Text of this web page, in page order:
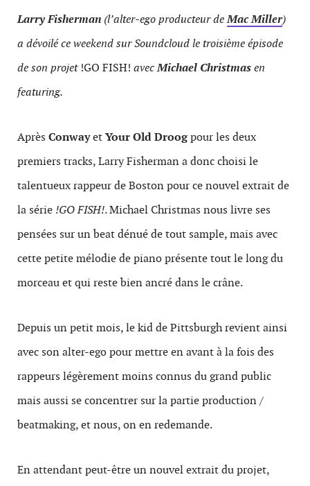
Larry Fisherman (l’alter-ego producteur deMac Miller)
a dévoilé ce weekend sur Soundcloud le troisième épisode
de son projet !GO FISH! avecMichael Christmasen
featuring.
Après ConwayetYour Old Droogpour les deux
premiers tracks, Larry Fisherman a donc choisi le
talentueux rappeur de Boston pour ce nouvel extrait de
la série !GO FISH!. Michael Christmas nous livre ses
pensées sur un beat dénué de tout sample, mais avec
cette petite mélodie de piano présente tout le long du
morceau et qui reste bien ancré dans le crâne.
Depuis un petit mois, le kid de Pittsburgh revient ainsi
avec son alter-ego pour mettre en avant à la fois des
rappeurs légèrement moins connus du grand public
mais aussi se concentrer sur la partie production /
beatmaking, et nous, on en redemande.
En attendant peut-être un nouvel extrait du projet,